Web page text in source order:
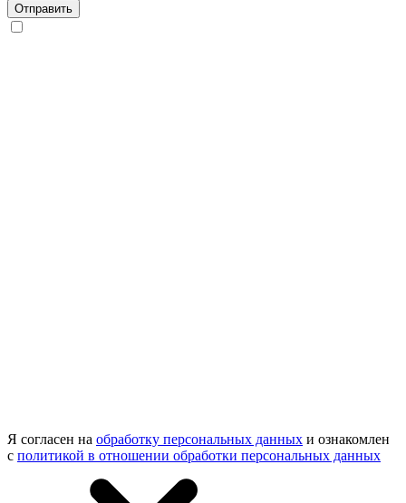
Отправить
Я согласен на обработку персональных данных и ознакомлен
с политикой в отношении обработки персональных данных